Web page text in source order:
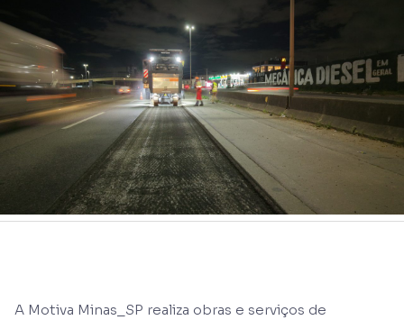
A Motiva Minas_SP realiza obras e serviços de